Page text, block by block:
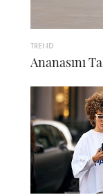
TREND
Ananasını